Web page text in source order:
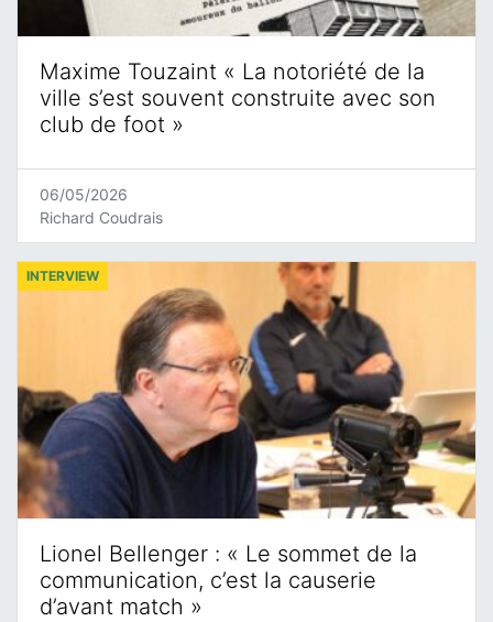
Maxime Touzaint « La notoriété de la
ville s’est souvent construite avec son
club de foot »
06/05/2026
Richard Coudrais
Lionel Bellenger : « Le sommet de la
communication, c’est la causerie
d’avant match »
INTERVIEW